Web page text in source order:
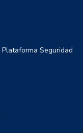
Plataforma Seguridad